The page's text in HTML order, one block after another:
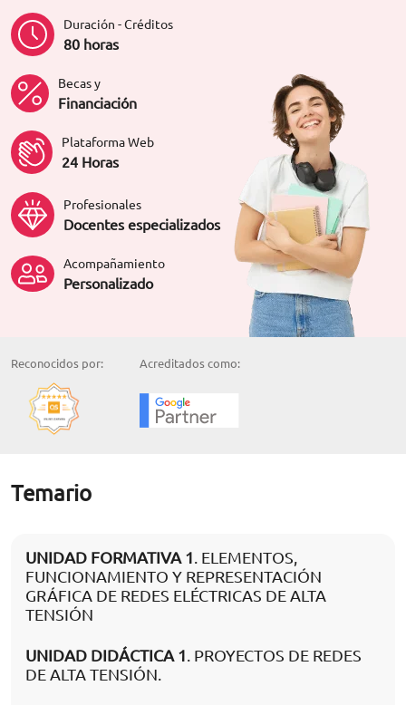
Duración - Créditos
80 horas
Becas y
Financiación
Plataforma Web
24 Horas
Profesionales
Docentes especializados
Acompañamiento
Personalizado
Reconocidos por: Acreditados como:
Temario
UNIDAD FORMATIVA 1. ELEMENTOS,
FUNCIONAMIENTO Y REPRESENTACIÓN
GRÁFICA DE REDES ELÉCTRICAS DE ALTA
TENSIÓN
UNIDAD DIDÁCTICA 1. PROYECTOS DE REDES
DE ALTA TENSIÓN.